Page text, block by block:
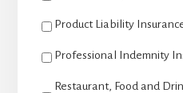
Product Liability
Professional Indemnity
Restaurant, Food and